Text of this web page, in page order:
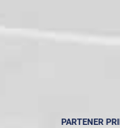
PARTENER